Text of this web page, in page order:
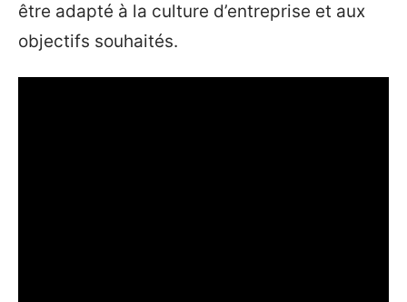
être adapté à la culture d’entreprise et aux
objectifs souhaités.